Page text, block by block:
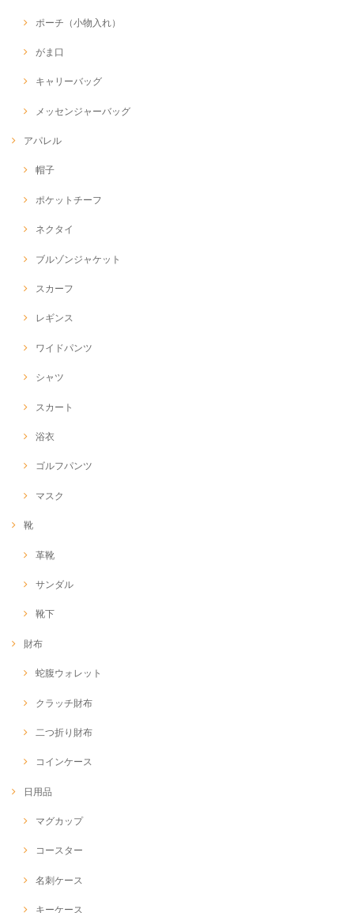
ポーチ（小物入れ）
がま口
キャリーバッグ
メッセンジャーバッグ
アパレル
帽子
ポケットチーフ
ネクタイ
ブルゾンジャケット
スカーフ
レギンス
ワイドパンツ
シャツ
スカート
浴衣
ゴルフパンツ
マスク
靴
革靴
サンダル
靴下
財布
蛇腹ウォレット
クラッチ財布
二つ折り財布
コインケース
日用品
マグカップ
コースター
名刺ケース
キーケース